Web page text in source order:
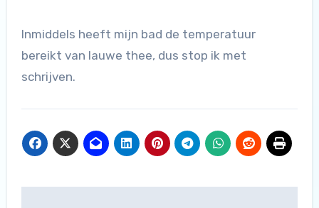
Inmiddels heeft mijn bad de temperatuur
bereikt van lauwe thee, dus stop ik met
schrijven.